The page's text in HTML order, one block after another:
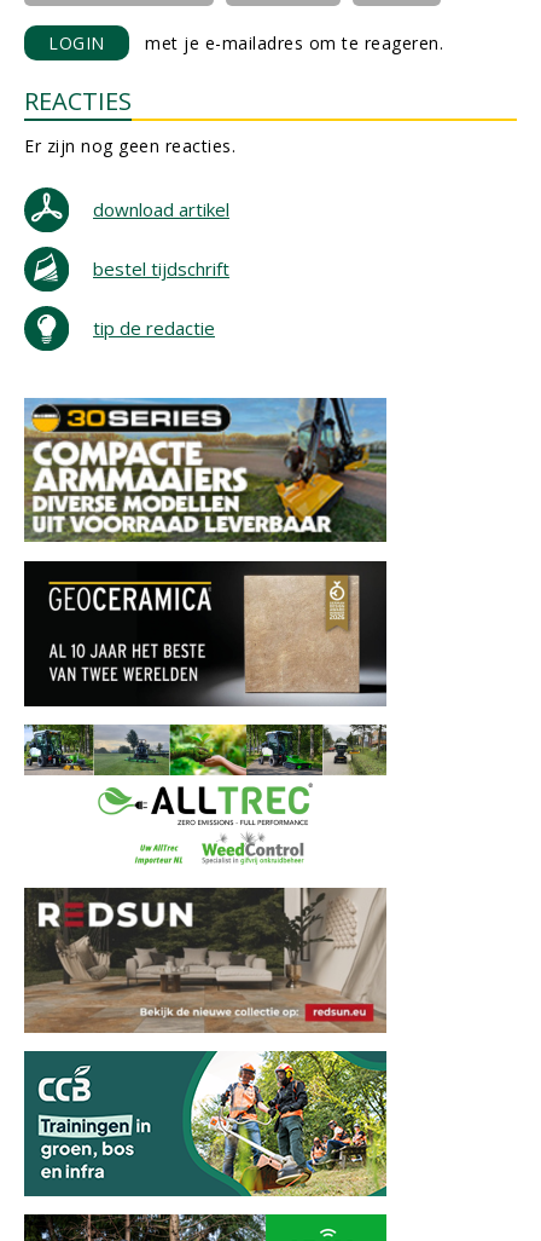
LOGIN met je e-mailadres om te reageren.
REACTIES
Er zijn nog geen reacties.
download artikel
bestel tijdschrift
tip de redactie